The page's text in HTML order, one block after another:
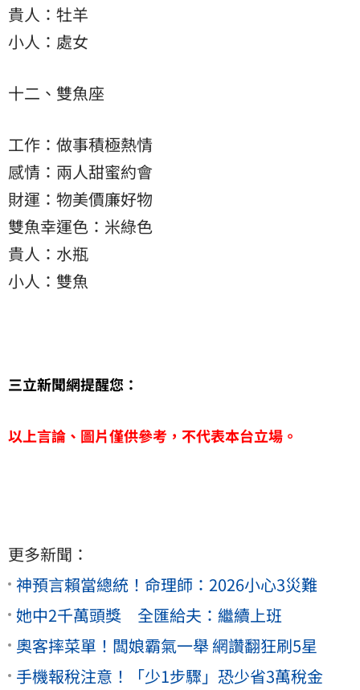
貴人：牡羊
小人：處女
十二、雙魚座
工作：做事積極熱情
感情：兩人甜蜜約會
財運：物美價廉好物
雙魚幸運色：米綠色
貴人：水瓶
小人：雙魚
三立新聞網提醒您：
以上言論、圖片僅供參考，不代表本台立場。
更多新聞：
神預言賴當總統！命理師：2026小心3災難
她中2千萬頭獎 全匯給夫：繼續上班
奧客摔菜單！闆娘霸氣一舉 網讚翻狂刷5星
手機報稅注意！「少1步驟」恐少省3萬稅金